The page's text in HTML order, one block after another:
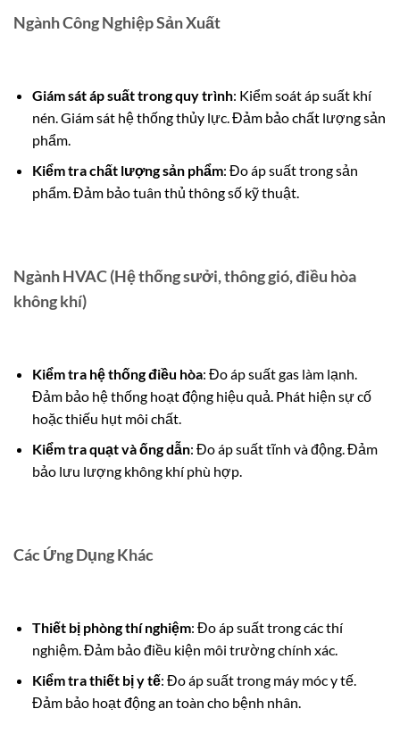
Ngành Công Nghiệp Sản Xuất
Giám sát áp suất trong quy trình: Kiểm soát áp suất khí
nén. Giám sát hệ thống thủy lực. Đảm bảo chất lượng sản
phẩm.
Kiểm tra chất lượng sản phẩm: Đo áp suất trong sản
phẩm. Đảm bảo tuân thủ thông số kỹ thuật.
Ngành HVAC (Hệ thống sưởi, thông gió, điều hòa
không khí)
Kiểm tra hệ thống điều hòa: Đo áp suất gas làm lạnh.
Đảm bảo hệ thống hoạt động hiệu quả. Phát hiện sự cố
hoặc thiếu hụt môi chất.
Kiểm tra quạt và ống dẫn: Đo áp suất tĩnh và động. Đảm
bảo lưu lượng không khí phù hợp.
Các Ứng Dụng Khác
Thiết bị phòng thí nghiệm: Đo áp suất trong các thí
nghiệm. Đảm bảo điều kiện môi trường chính xác.
Kiểm tra thiết bị y tế: Đo áp suất trong máy móc y tế.
Đảm bảo hoạt động an toàn cho bệnh nhân.